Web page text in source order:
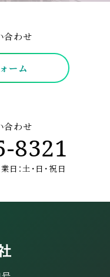
合わせ
ーム
合わせ
8321
日：土･日･祝日